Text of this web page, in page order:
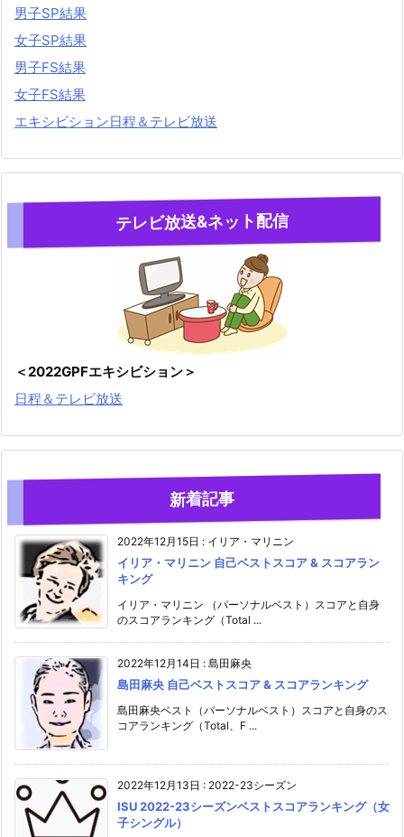
男子SP結果
女子SP結果
男子FS結果
女子FS結果
エキシビション日程＆テレビ放送
テレビ放送&ネット配信
＜2022GPFエキシビション＞
日程＆テレビ放送
新着記事
2022年12月15日 : イリア・マリニン
イリア・マリニン 自己ベストスコア & スコアラン
キング
イリア・マリニン （パーソナルベスト）スコアと自身
のスコアランキング（Total ...
2022年12月14日 : 島田麻央
島田麻央 自己ベストスコア & スコアランキング
島田麻央ベスト（パーソナルベスト）スコアと自身のス
コアランキング（Total、F ...
2022年12月13日 : 2022-23シーズン
ISU 2022-23シーズンベストスコアランキング（女
子シングル）